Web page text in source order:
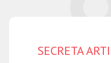
SECRETA